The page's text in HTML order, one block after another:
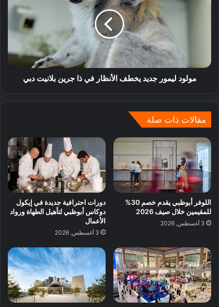
مولود ليمور جديد يخطف الأنظار في ذا جرين بلانيت دبي
مقالات ذات صلة
اللوفر أبوظبي يقدم خصم 30%
للمقيمين خلال صيف 2026
3 أغسطس, 2026
دورات احترافية جديدة في إيكول
دوكاس أبوظبي لتأهيل الطهاة ورواد
الأعمال
3 أغسطس, 2026